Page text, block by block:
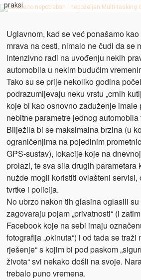
praksi
Uglavnom, kad se već ponašamo
mrava na cesti, nimalo ne čudi da se
intenzivno radi na uvođenju nekih
automobila u nekim budućim
Tako su se prije nekoliko godina
podrazumijevaju neku vrstu „crnih
koje bi kao osnovno zaduženje imale
nebitne parametre jednog
Bilježila bi se maksimalna brzina (u
ograničenjima na pojedinim
GPS-sustav), lokacije koje na
prolazi, te sva sila drugih parametara
nužde mogli koristiti ovlašteni
tvrtke i policija.
No ubrzo nakon tih glasina oglasili
zagovaraju pojam „privatnosti“ (i
Facebook koje na sebi imaju
fotografija „okinuta“) i od tada se traži
rješenje“ s kojim bi pod paskom
života“ svi nekako došli na svoje.
trebalo puno vremena.